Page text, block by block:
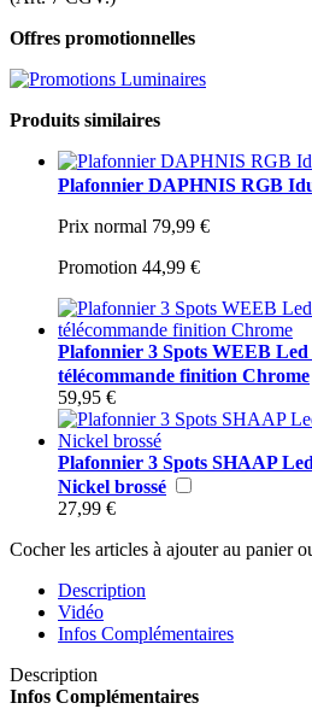
Offres promotionnelles
Produits similaires
Plafonnier DAPHNIS RGB
Prix normal 79,99 €
Promotion 44,99 €
Plafonnier 3 Spots WEEB
télécommande finition Chrome
59,95 €
Plafonnier 3 Spots SHAAP
Nickel brossé
27,99 €
Cocher les articles à ajouter au panier
Description
Vidéo
Infos Complémentaires
Description
Infos Complémentaires